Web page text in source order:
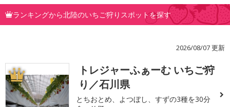
ランキングから北陸のいちご狩りスポットを探す
2026/08/07 更新
1
トレジャーふぁーむ いちご狩
り／石川県
とちおとめ、よつぼし、すずの3種を30分